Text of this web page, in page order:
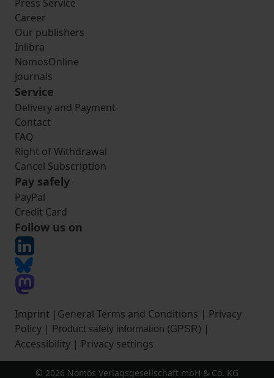
Press Service
Career
Our publishers
Inlibra
NomosOnline
Journals
Service
Delivery and Payment
Contact
FAQ
Right of Withdrawal
Cancel Subscription
Pay safely
PayPal
Credit Card
Follow us on
Imprint | General Terms and Conditions | Privacy
Policy | Product safety information (GPSR) |
Accessibility | Privacy settings
© 2026 Nomos Verlagsgesellschaft mbH & Co. KG